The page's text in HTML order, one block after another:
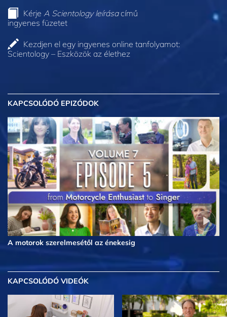
Kérje A Scientology leírásacímű
ingyenes füzetet
Kezdjen el egy ingyenes online tanfolyamot:
Scientology – Eszközök az élethez
KAPCSOLÓDÓ EPIZÓDOK
A motorok szerelmesétől az énekesig
KAPCSOLÓDÓ VIDEÓK